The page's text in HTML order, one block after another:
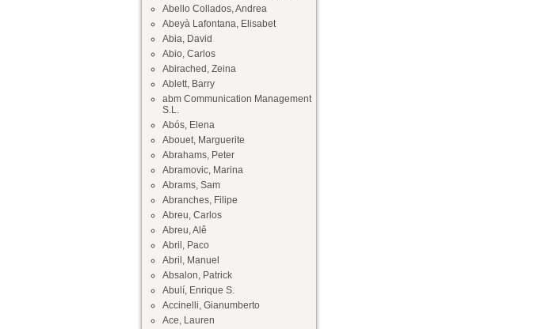
Abello Collados, Andrea
Abeyà Lafontana, Elisabet
Abia, David
Abio, Carlos
Abirached, Zeina
Ablett, Barry
abm Communication Management
S.L.
Abós, Elena
Abouet, Marguerite
Abrahams, Peter
Abramovic, Marina
Abrams, Sam
Abranches, Filipe
Abreu, Carlos
Abreu, Alê
Abril, Paco
Abril, Manuel
Absalon, Patrick
Abulí, Enrique S.
Accinelli, Gianumberto
Ace, Lauren